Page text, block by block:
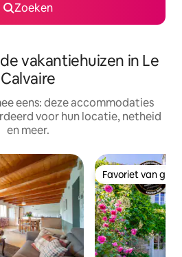
Zoeken
vakantiehuizen in Le
Calvaire
eens: deze accommodaties
voor hun locatie, netheid
en meer.
Favoriet van
Favoriet van